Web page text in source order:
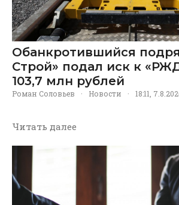
Обанкротившийся
Строй» подал иск к
103,7 млн рублей
Роман Соловьев · Новости · 18:11,
Читать далее